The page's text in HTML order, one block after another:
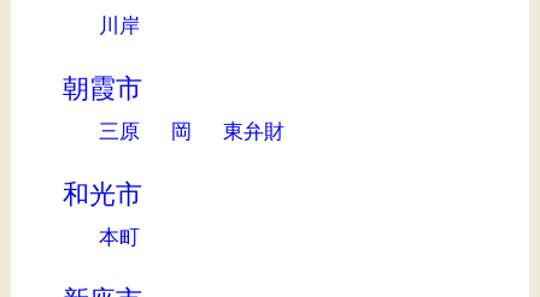
川岸
朝霞市
三原 岡 東弁財
和光市
本町